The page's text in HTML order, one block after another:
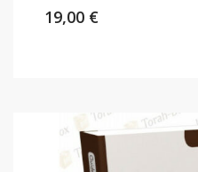
19,00 €